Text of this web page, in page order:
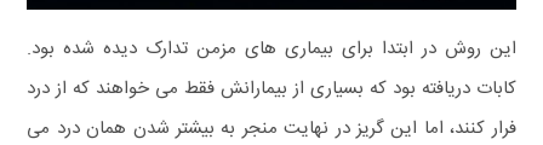
این روش در ابتدا برای بیماری های مزمن تدارک دیده شده بود.
کابات دریافته بود که بسیاری از بیمارانش فقط می خواهند که از درد
فرار کنند، اما این گریز در نهایت منجر به بیشتر شدن همان درد می